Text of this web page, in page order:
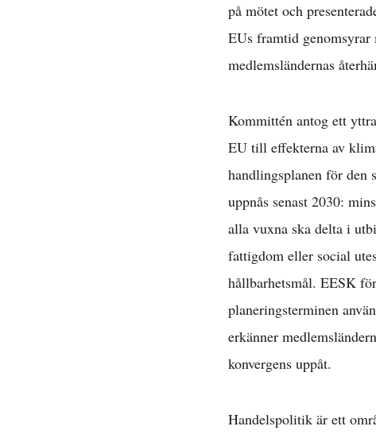
på mötet och
EUs framtid genomsyrar
medlemsländernas
Kommittén antog ett
EU till effekterna av
handlingsplanen för den
uppnås senast 2030:
alla vuxna ska delta i
fattigdom eller social
hållbarhetsmål. EESK
planeringsterminen
erkänner
konvergens uppåt.
Handelspolitik är ett